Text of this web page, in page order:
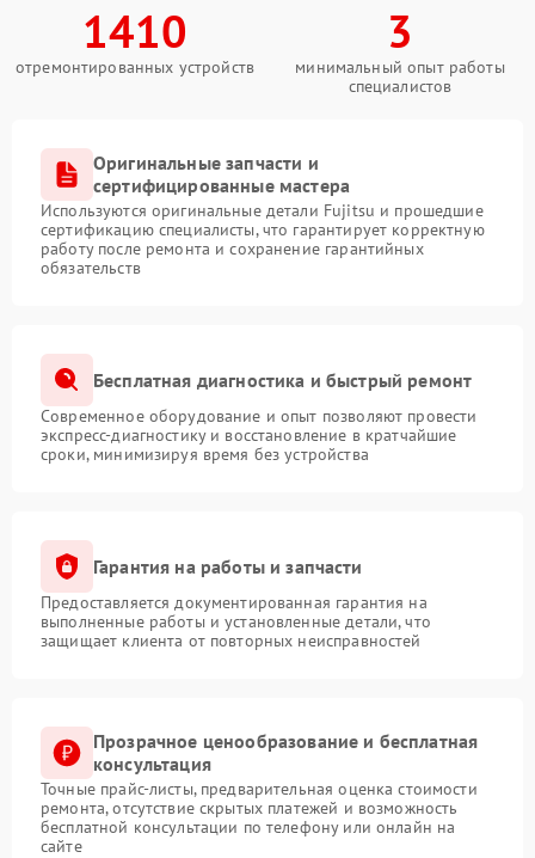
1410
отремонтированных устройств
3
минимальный опыт работы
специалистов
Оригинальные запчасти и
сертифицированные мастера
Используются оригинальные детали Fujitsu и прошедшие
сертификацию специалисты, что гарантирует корректную
работу после ремонта и сохранение гарантийных
обязательств
Бесплатная диагностика и быстрый ремонт
Современное оборудование и опыт позволяют провести
экспресс-диагностику и восстановление в кратчайшие
сроки, минимизируя время без устройства
Гарантия на работы и запчасти
Предоставляется документированная гарантия на
выполненные работы и установленные детали, что
защищает клиента от повторных неисправностей
Прозрачное ценообразование и бесплатная
консультация
Точные прайс-листы, предварительная оценка стоимости
ремонта, отсутствие скрытых платежей и возможность
бесплатной консультации по телефону или онлайн на
сайте